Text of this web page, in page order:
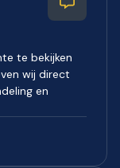
te bekijken
wij direct
en